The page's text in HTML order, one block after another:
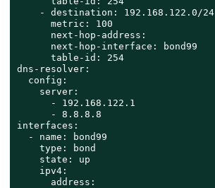
    - destination: 192.168.122.0/24
      metric: 100
      next-hop-address:
      next-hop-interface: bond99
      table-id: 254
dns-resolver:
  config:
    server:
      - 192.168.122.1
      - 8.8.8.8
interfaces:
  - name: bond99
    type: bond
    state: up
    ipv4:
      address: